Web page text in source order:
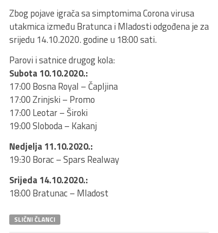
Zbog pojave igrača sa simptomima Corona virusa
utakmica između Bratunca i Mladosti odgođena je za
srijedu 14.10.2020. godine u 18:00 sati.
Parovi i satnice drugog kola:
Subota 10.10.2020.:
17:00 Bosna Royal – Čapljina
17:00 Zrinjski – Promo
17:00 Leotar – Široki
19:00 Sloboda – Kakanj
Nedjelja 11.10.2020.:
19:30 Borac – Spars Realway
Srijeda 14.10.2020.:
18:00 Bratunac – Mladost
SLIČNI ČLANCI